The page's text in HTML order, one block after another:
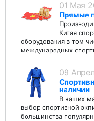
01 Мая
Прямые
Китая
оборудования в том
международных
09
наличии
В наших
выбор спортивной
большинства